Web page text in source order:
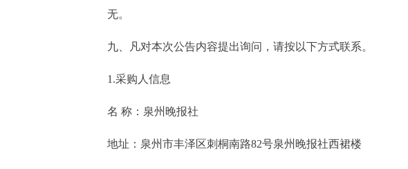
无。
九、凡对本次公告内容提出询问，请按以下方式联系。
1.采购人信息
名 称：泉州晚报社
地址：泉州市丰泽区刺桐南路82号泉州晚报社